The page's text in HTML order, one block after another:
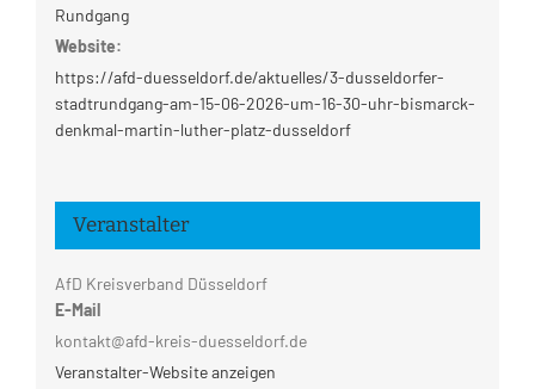
Rundgang
Website:
https://afd-duesseldorf.de/aktuelles/3-dusseldorfer-
stadtrundgang-am-15-06-2026-um-16-30-uhr-bismarck-
denkmal-martin-luther-platz-dusseldorf
Veranstalter
AfD Kreisverband Düsseldorf
E-Mail
kontakt@afd-kreis-duesseldorf.de
Veranstalter-Website anzeigen